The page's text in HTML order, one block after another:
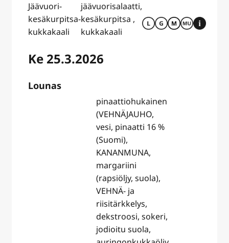
Jäävuori-
kesäkurpitsa-
kukkakaali
jäävuorisalaatti,
kesäkurpitsa ,
kukkakaali
Ke 25.3.2026
Lounas
pinaattiohukainen
(VEHNÄJAUHO,
vesi, pinaatti 16 %
(Suomi),
KANANMUNA,
margariini
(rapsiöljy, suola),
VEHNÄ- ja
riisitärkkelys,
dekstroosi, sokeri,
jodioitu suola,